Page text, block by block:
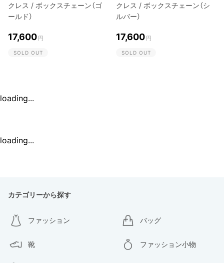
クレス / ボックスチェーン（ゴ
ールド）
17,600 円
SOLD OUT
クレス / ボックスチェーン（シ
ルバー）
17,600 円
SOLD OUT
loading...
loading...
カテゴリーから探す
ファッション バッグ
靴 ファッション小物